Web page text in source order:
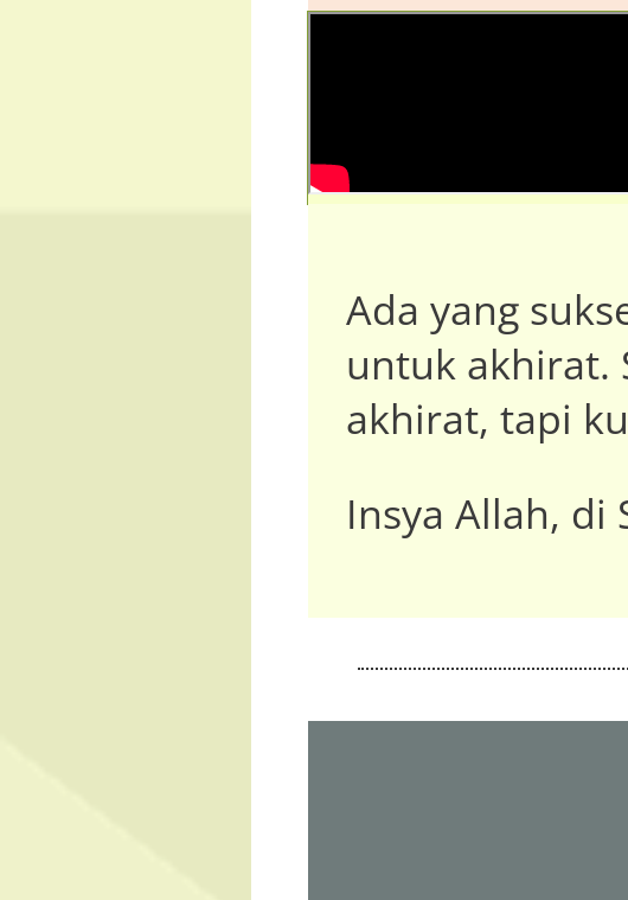
Ada yang
untuk akhirat.
akhirat, tapi
Insya Allah, di